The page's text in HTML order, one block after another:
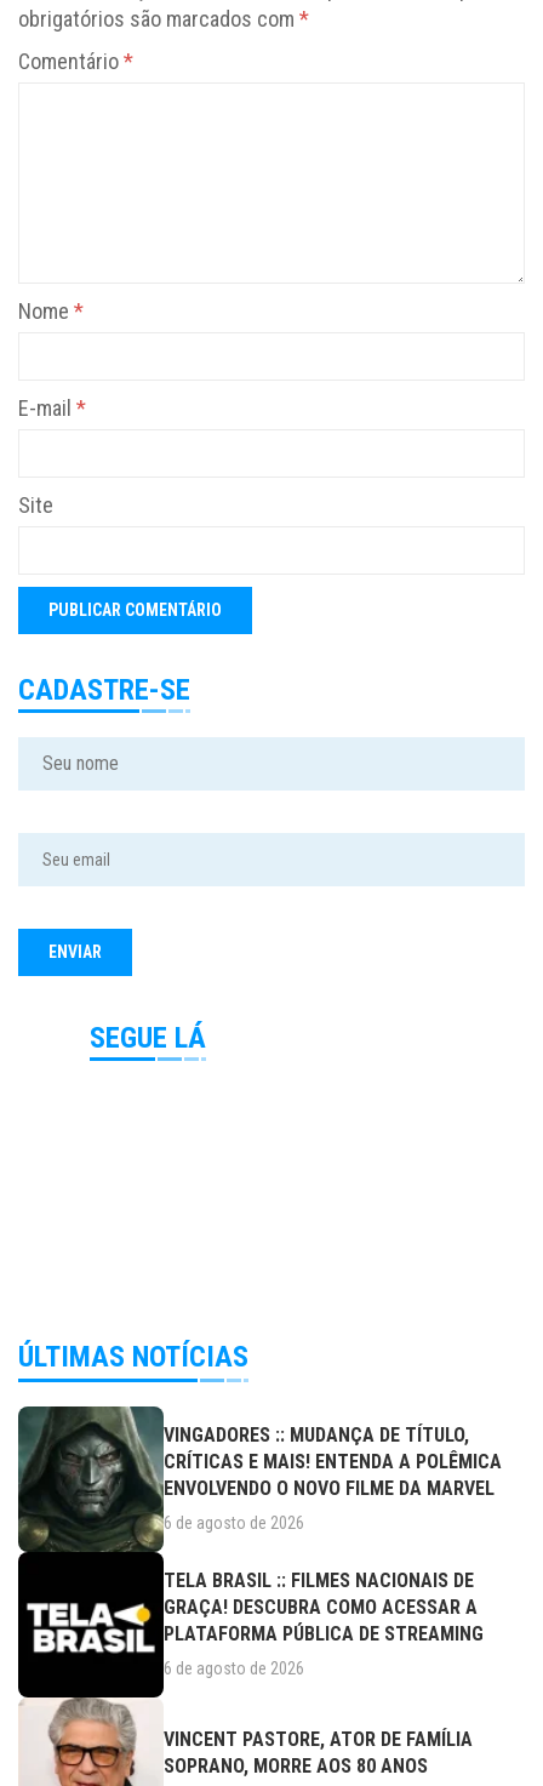
obrigatórios são marcados com *
Comentário*
Nome *
E-mail *
Site
CADASTRE-SE
SEGUE LÁ
ÚLTIMAS NOTÍCIAS
VINGADORES :: MUDANÇA DE TÍTULO,
CRÍTICAS E MAIS! ENTENDA A POLÊMICA
ENVOLVENDO O NOVO FILME DA MARVEL
6 de agosto de 2026
TELA BRASIL :: FILMES NACIONAIS DE
GRAÇA! DESCUBRA COMO ACESSAR A
PLATAFORMA PÚBLICA DE STREAMING
6 de agosto de 2026
VINCENT PASTORE, ATOR DE FAMÍLIA
SOPRANO, MORRE AOS 80 ANOS